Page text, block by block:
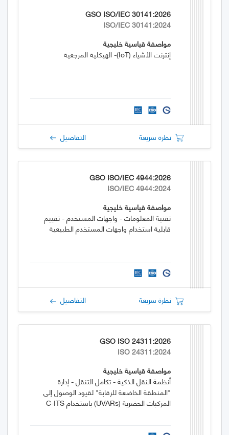
GSO ISO/IEC 30141:2026
ISO/IEC 30141:2024
مواصفة قياسية خليجية
إنترنت الأشياء (IoT)- الهيكلية المرجعية
نظرة سريعة التفاصيل
GSO ISO/IEC 4944:2026
ISO/IEC 4944:2024
مواصفة قياسية خليجية
تقنية المعلومات - واجهات المستخدم - تقييم
قابلية استخدام واجهات المستخدم الطبيعية
نظرة سريعة التفاصيل
GSO ISO 24311:2026
ISO 24311:2024
مواصفة قياسية خليجية
أنظمة النقل الذكية - تكامل التنقل - إدارة
"المنطقة الخاضعة للرقابة" لقيود الوصول إلى
المركبات الحضرية (UVARs) باستخدام C-ITS